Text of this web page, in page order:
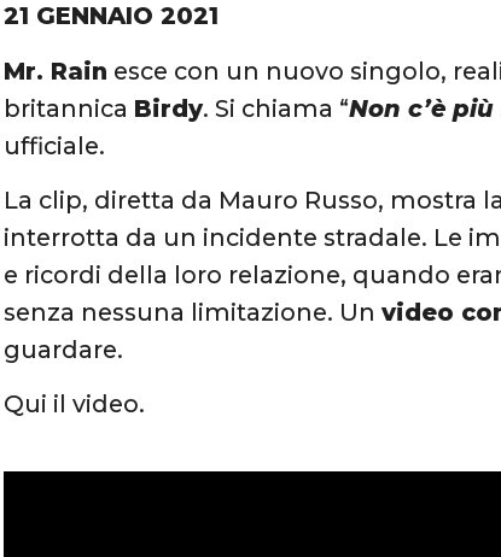
21 GENNAIO 2021
Mr. Rain esce con un nuovo singolo,
britannica Birdy. Si chiama “Non c’è
ufficiale.
La clip, diretta da Mauro Russo, mostra la
interrotta da un incidente stradale. Le
e ricordi della loro relazione, quando
senza nessuna limitazione. Unvideo
guardare.
Qui il video.